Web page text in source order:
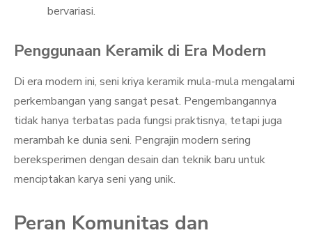
bervariasi.
Penggunaan Keramik di Era Modern
Di era modern ini, seni kriya keramik mula-mula mengalami
perkembangan yang sangat pesat. Pengembangannya
tidak hanya terbatas pada fungsi praktisnya, tetapi juga
merambah ke dunia seni. Pengrajin modern sering
bereksperimen dengan desain dan teknik baru untuk
menciptakan karya seni yang unik.
Peran Komunitas dan